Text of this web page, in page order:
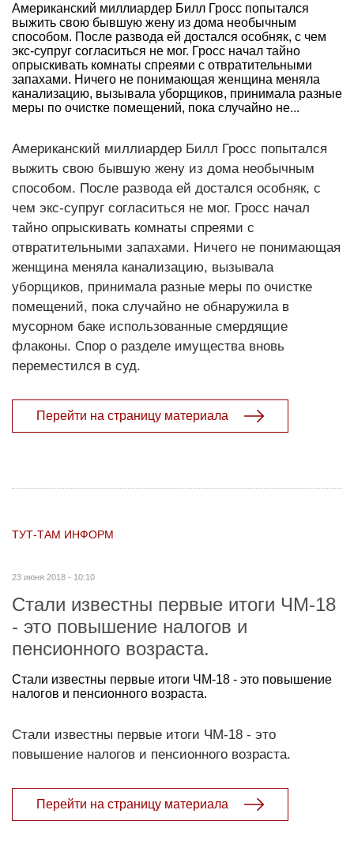
Американский миллиардер Билл Гросс попытался
выжить свою бывшую жену из дома необычным
способом. После развода ей достался особняк, с чем
экс-супруг согласиться не мог. Гросс начал тайно
опрыскивать комнаты спреями с отвратительными
запахами. Ничего не понимающая женщина меняла
канализацию, вызывала уборщиков, принимала разные
меры по очистке помещений, пока случайно не...
Американский миллиардер Билл Гросс попытался
выжить свою бывшую жену из дома необычным
способом. После развода ей достался особняк, с
чем экс-супруг согласиться не мог. Гросс начал
тайно опрыскивать комнаты спреями с
отвратительными запахами. Ничего не понимающая
женщина меняла канализацию, вызывала
уборщиков, принимала разные меры по очистке
помещений, пока случайно не обнаружила в
мусорном баке использованные смердящие
флаконы. Спор о разделе имущества вновь
переместился в суд.
Перейти на страницу материала
ТУТ-ТАМ ИНФОРМ
23 июня 2018 - 10:10
Стали известны первые итоги ЧМ-18
- это повышение налогов и
пенсионного возраста.
Стали известны первые итоги ЧМ-18 - это повышение
налогов и пенсионного возраста.
Стали известны первые итоги ЧМ-18 - это
повышение налогов и пенсионного возраста.
Перейти на страницу материала